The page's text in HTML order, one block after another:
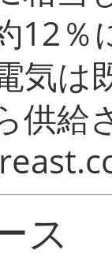
12％
気は
供給
ス